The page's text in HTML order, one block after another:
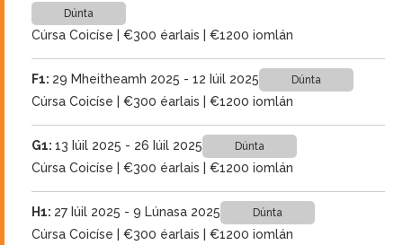
Dúnta
Cúrsa Coicíse | €300 éarlais | €1200 iomlán
F1: 29 Mheitheamh 2025 - 12 Iúil 2025 Dúnta
Cúrsa Coicíse | €300 éarlais | €1200 iomlán
G1: 13 Iúil 2025 - 26 Iúil 2025 Dúnta
Cúrsa Coicíse | €300 éarlais | €1200 iomlán
H1: 27 Iúil 2025 - 9 Lúnasa 2025 Dúnta
Cúrsa Coicíse | €300 éarlais | €1200 iomlán